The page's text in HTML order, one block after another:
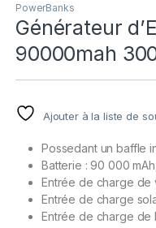
PowerBanks
Générateur
90000mah
Ajouter à la liste de
Possedant un baffle
Batterie : 90 000
Entrée de charge de
Entrée de charge
Entrée de charge de